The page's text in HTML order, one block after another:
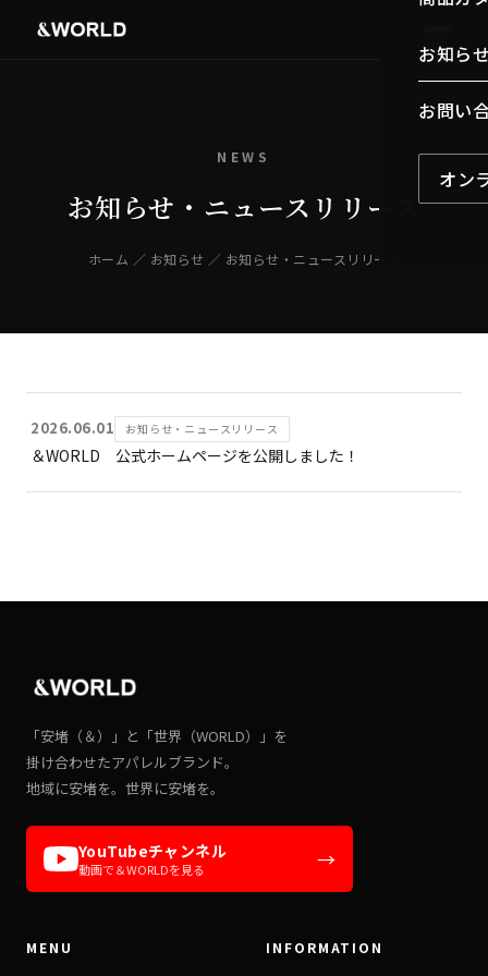
お知ら
お問い
オン
NEWS
お知らせ・ニュースリリース
ホーム ／ お知らせ ／ お知らせ・ニュースリリース
2026.06.01 お知らせ・ニュースリリース
＆WORLD 公式ホームページを公開しました！
「安堵（＆）」と「世界（WORLD）」を
掛け合わせたアパレルブランド。
地域に安堵を。世界に安堵を。
YouTubeチャンネル
動画で＆WORLDを見る →
MENU INFORMATION